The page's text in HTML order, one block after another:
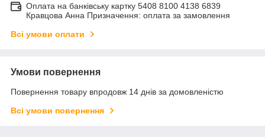
Оплата на банківську картку 5408 8100 4138 6839
Кравцова Анна Призначення: оплата за замовлення
Всі умови оплати
Умови повернення
Повернення товару впродовж 14 днів за домовленістю
Всі умови повернення